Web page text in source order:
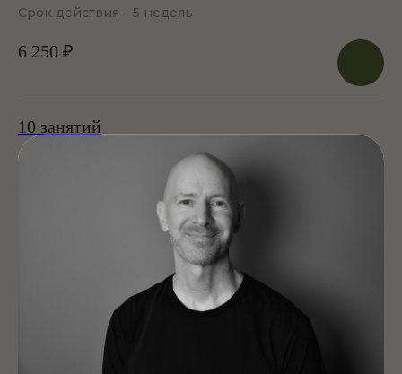
Срок действия – 5 недель
6 250 ₽
10 занятий
Срок действия – 10 недель
Срок действия – 140 дней
Направления в студиях